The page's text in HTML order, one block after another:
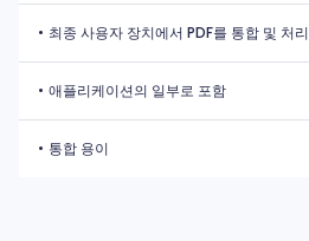
• 최종 사용자 장치에서 PDF를 통합 및 처리
• 애플리케이션의 일부로 포함
• 통합 용이